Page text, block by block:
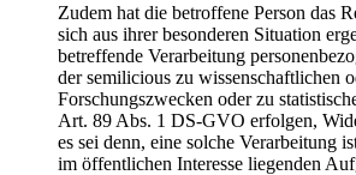
Zudem hat die betroffene Person das
sich aus ihrer besonderen Situation
betreffende Verarbeitung
der semilicious zu wissenschaftlichen
Forschungszwecken oder zu
Art. 89 Abs. 1 DS-GVO erfolgen,
es sei denn, eine solche Verarbeitung
im öffentlichen Interesse liegenden